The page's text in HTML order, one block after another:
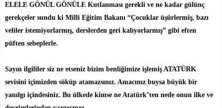
ELELE GÖNÜL GÖNÜLE Kutlanması gerekli ve ne kadar gülünç
gerekçeler sundu ki Milli Eğitim Bakanı “Çocuklar üşürlermiş, bazı
veliler istemiyorlarmış, derslerden geri kalıyorlarmış” gibi eften
püften sebeplerle.
Sayın ilgililer siz ne etseniz bizim benliğimize işlemiş ATATÜRK
sevisini içimizden söküp atamazsınız. Amacınız buysa büyük bir
yanılgı içindesiniz. Bu ülkede kimse ne Atatürk’ten nede onun ilke ve